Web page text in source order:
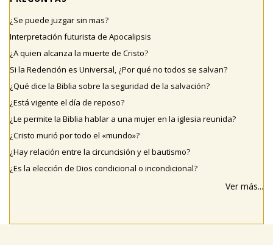
¿Se puede juzgar sin mas?
Interpretación futurista de Apocalipsis
¿A quien alcanza la muerte de Cristo?
Si la Redención es Universal, ¿Por qué no todos se salvan?
¿Qué dice la Biblia sobre la seguridad de la salvación?
¿Está vigente el día de reposo?
¿Le permite la Biblia hablar a una mujer en la iglesia reunida?
¿Cristo murió por todo el «mundo»?
¿Hay relación entre la circuncisión y el bautismo?
¿Es la elección de Dios condicional o incondicional?
Ver más...